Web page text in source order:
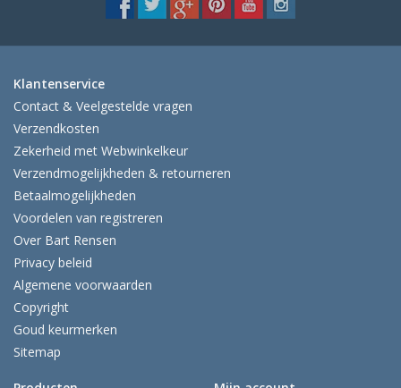
Klantenservice
Contact & Veelgestelde vragen
Verzendkosten
Zekerheid met Webwinkelkeur
Verzendmogelijkheden & retourneren
Betaalmogelijkheden
Voordelen van registreren
Over Bart Rensen
Privacy beleid
Algemene voorwaarden
Copyright
Goud keurmerken
Sitemap